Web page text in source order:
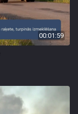
00:01:59